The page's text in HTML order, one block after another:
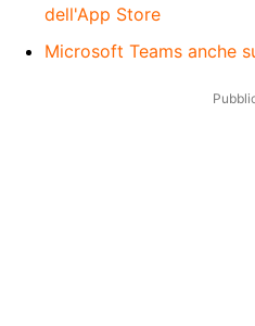
dell'App Store
Microsoft Teams anche